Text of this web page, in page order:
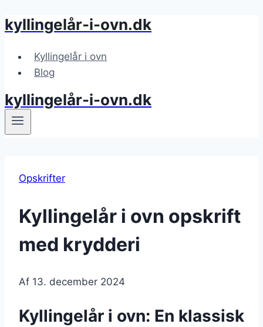
Fortsæt
indhold
kyllingelår-i-ovn.dk
Kyllingelår i ovn
Blog
kyllingelår-i-ovn.dk
Opskrifter
Kyllingelår i ovn opskrift
med krydderi
Af 13. december 2024
Kyllingelår i ovn: En klassisk